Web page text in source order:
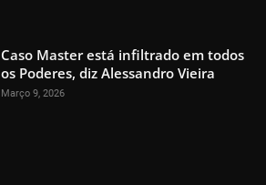
Caso Master está infiltrado em todos
os Poderes, diz Alessandro Vieira
Março 9, 2026